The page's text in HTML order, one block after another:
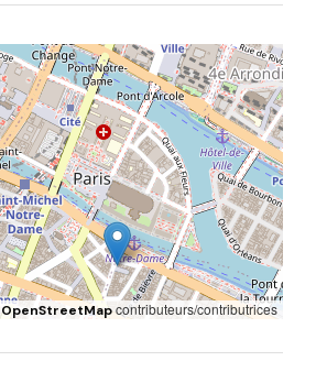
OpenStreetMapcontributeurs/contributrices